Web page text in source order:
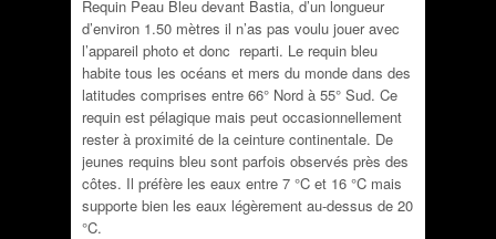
Requin Peau Bleu devant Bastia, d’un longueur
d’environ 1.50 mètres il n’as pas voulu jouer avec
l’appareil photo et donc reparti. Le requin bleu
habite tous les océans et mers du monde dans des
latitudes comprises entre 66° Nord à 55° Sud. Ce
requin est pélagique mais peut occasionnellement
rester à proximité de la ceinture continentale. De
jeunes requins bleu sont parfois observés près des
côtes. Il préfère les eaux entre 7 °C et 16 °C mais
supporte bien les eaux légèrement au-dessus de 20
°C.